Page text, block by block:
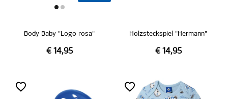
Body Baby "Logo rosa"
€ 14,95
Holzsteckspiel "Hermann"
€ 14,95